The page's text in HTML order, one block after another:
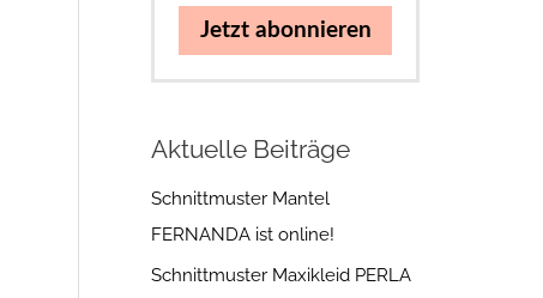
Jetzt abonnieren
Aktuelle Beiträge
Schnittmuster Mantel
FERNANDA ist online!
Schnittmuster Maxikleid PERLA